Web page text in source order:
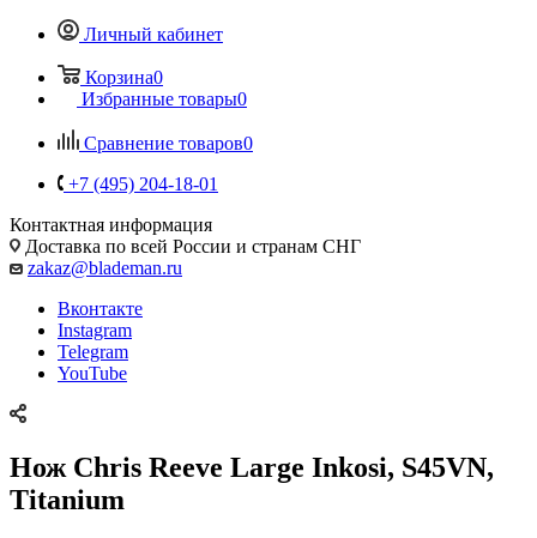
Личный кабинет
Корзина0
Избранные товары0
Сравнение товаров0
+7 (495) 204-18-01
Контактная информация
Доставка по всей России и странам СНГ
zakaz@blademan.ru
Вконтакте
Instagram
Telegram
YouTube
Нож Chris Reeve Large Inkosi, S45VN,
Titanium